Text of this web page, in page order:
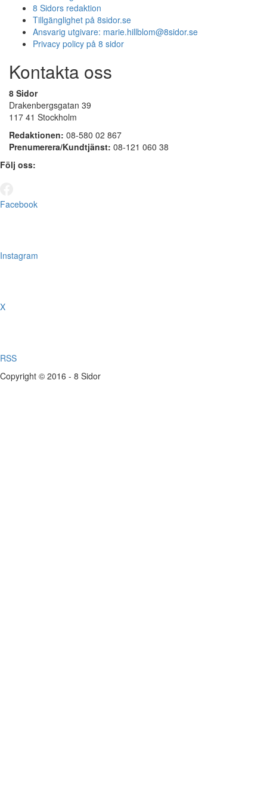
8 Sidors redaktion
Tillgänglighet på 8sidor.se
Ansvarig utgivare: marie.hillblom@8sidor.se
Privacy policy på 8 sidor
Kontakta oss
8 Sidor
Drakenbergsgatan 39
117 41 Stockholm
Redaktionen: 08-580 02 867
Prenumerera/Kundtjänst: 08-121 060 38
Följ oss:
Facebook
Instagram
X
RSS
Copyright © 2016 - 8 Sidor